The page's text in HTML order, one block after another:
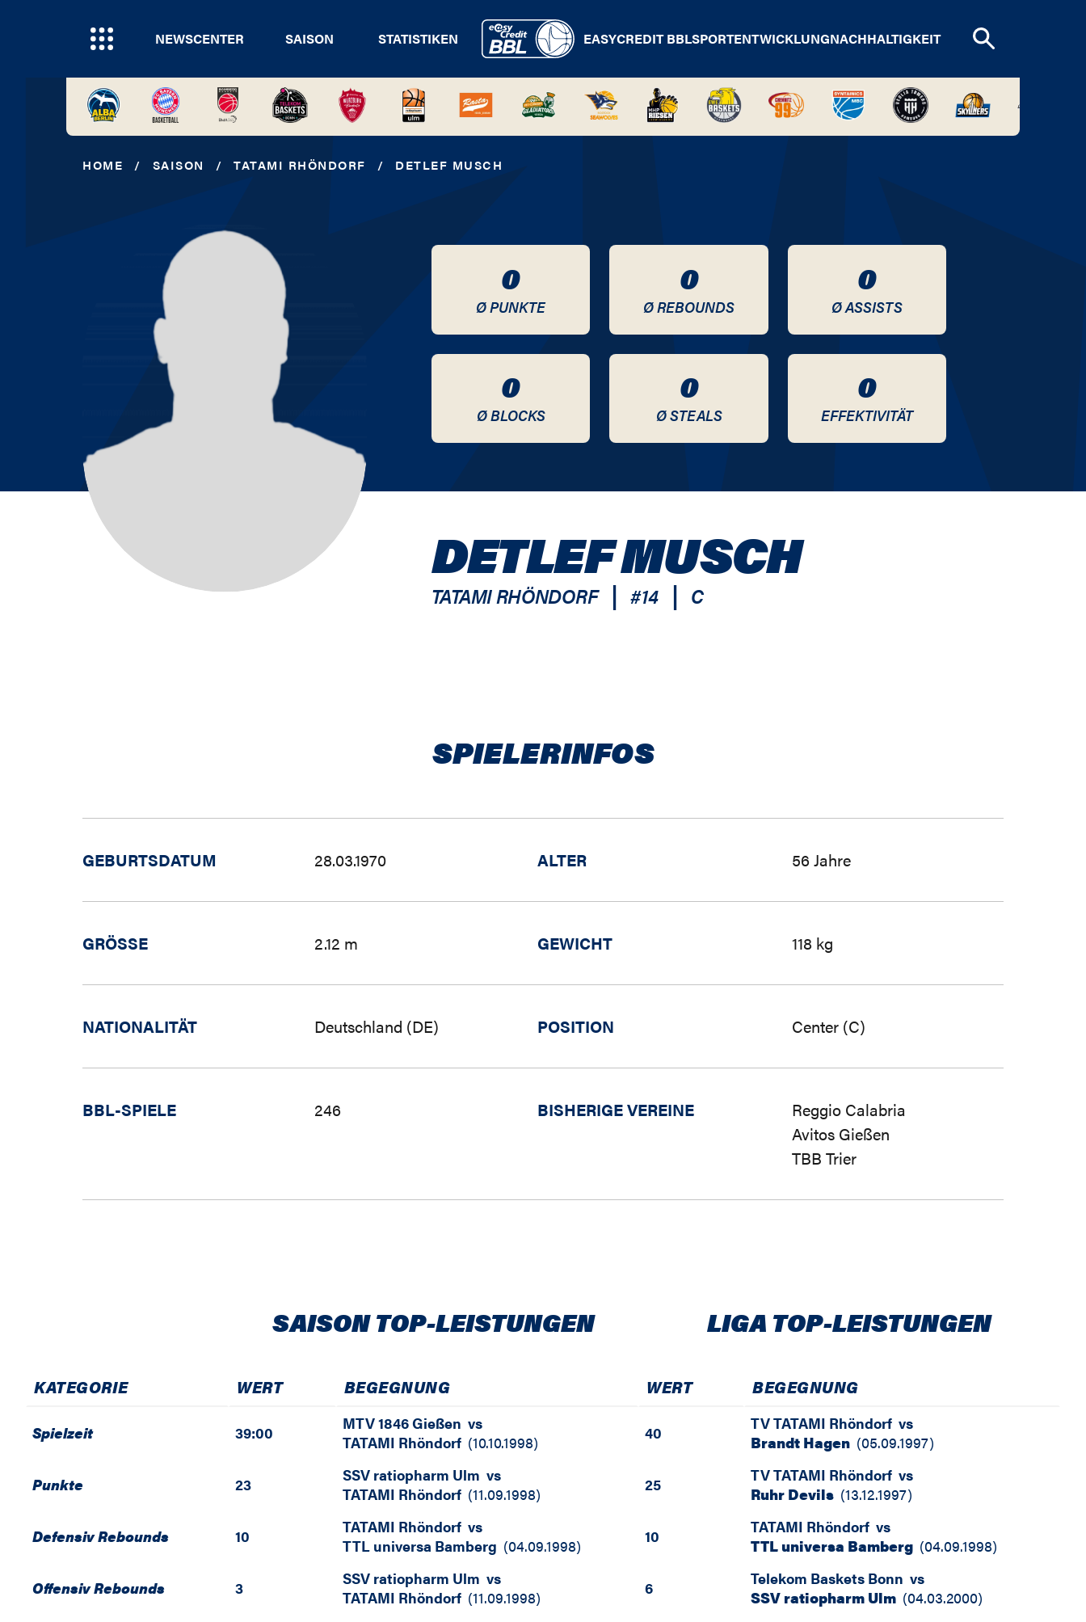
NEWSCENTER SAISON STATISTIKEN EASYCREDIT BBLSPORTENTWICKLUNGNACHHALTIGKEIT
HOME / SAISON / TATAMI RHÖNDORF / DETLEF MUSCH
0
Ø PUNKTE
0
Ø REBOUNDS
0
Ø ASSISTS
0
Ø BLOCKS
0
Ø STEALS
0
EFFEKTIVITÄT
DETLEF MUSCH
TATAMI RHÖNDORF | #14 | C
SPIELERINFOS
GEBURTSDATUM 28.03.1970 ALTER 56 Jahre
GRÖSSE 2.12 m GEWICHT 118 kg
NATIONALITÄT Deutschland (DE) POSITION Center (C)
BBL-SPIELE 246 BISHERIGE VEREINE
Reggio Calabria
Avitos Gießen
TBB Trier
SAISON TOP-LEISTUNGEN LIGA TOP-LEISTUNGEN
KATEGORIE WERT BEGEGNUNG WERT BEGEGNUNG
Spielzeit 39:00 MTV 1846 Gießen vs
TATAMI Rhöndorf (10.10.1998) 40 TV TATAMI Rhöndorf vs
Brandt Hagen (05.09.1997)
Punkte 23 SSV ratiopharm Ulm vs
TATAMI Rhöndorf (11.09.1998) 25 TV TATAMI Rhöndorf vs
Ruhr Devils (13.12.1997)
Defensiv Rebounds 10 TATAMI Rhöndorf vs
TTL universa Bamberg (04.09.1998) 10 TATAMI Rhöndorf vs
TTL universa Bamberg (04.09.1998)
Offensiv Rebounds 3 SSV ratiopharm Ulm vs
TATAMI Rhöndorf (11.09.1998) 6 Telekom Baskets Bonn vs
SSV ratiopharm Ulm (04.03.2000)